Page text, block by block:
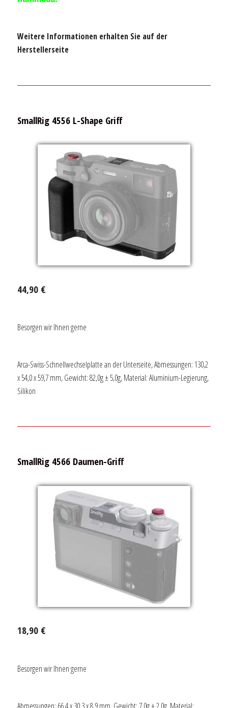
Weitere Informationen erhalten Sie auf der
Herstellerseite
SmallRig 4556 L-Shape Griff
44,90 €
Besorgen wir Ihnen gerne
Arca-Swiss-Schnellwechselplatte an der Unterseite, Abmessungen: 130,2
x 54,0 x 59,7 mm, Gewicht: 82,0g ± 5,0g, Material: Aluminium-Legierung,
Silikon
SmallRig 4566 Daumen-Griff
18,90 €
Besorgen wir Ihnen gerne